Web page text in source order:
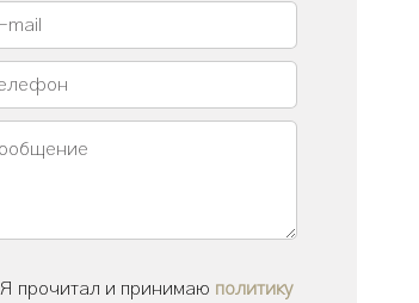
Я прочитал и принимаю политику